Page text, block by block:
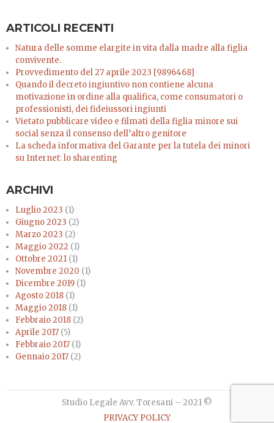
ARTICOLI RECENTI
Natura delle somme elargite in vita dalla madre alla figlia
convivente.
Provvedimento del 27 aprile 2023 [9896468]
Quando il decreto ingiuntivo non contiene alcuna
motivazione in ordine alla qualifica, come consumatori o
professionisti, dei fideiussori ingiunti
Vietato pubblicare video e filmati della figlia minore sui
social senza il consenso dell’altro genitore
La scheda informativa del Garante per la tutela dei minori
su Internet: lo sharenting
ARCHIVI
Luglio 2023 (1)
Giugno 2023 (2)
Marzo 2023 (2)
Maggio 2022 (1)
Ottobre 2021 (1)
Novembre 2020 (1)
Dicembre 2019 (1)
Agosto 2018 (1)
Maggio 2018 (1)
Febbraio 2018 (2)
Aprile 2017 (5)
Febbraio 2017 (1)
Gennaio 2017 (2)
Studio Legale Avv. Toresani – 2021 ©
PRIVACY POLICY